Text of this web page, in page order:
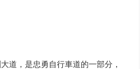
道，是忠勇自行車道的一部分，